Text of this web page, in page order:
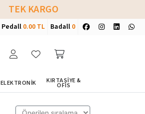
TEK KARGO
Pedall 0.00 TL Badall 0
ELEKTRONİK KIRTASİYE &
OFİS